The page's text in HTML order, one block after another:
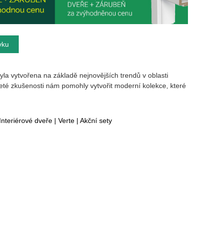
vytvořena na základě nejnovějších trendů v oblasti
zkušenosti nám pomohly vytvořit moderní kolekce, které
dveře |Verte |Akční sety